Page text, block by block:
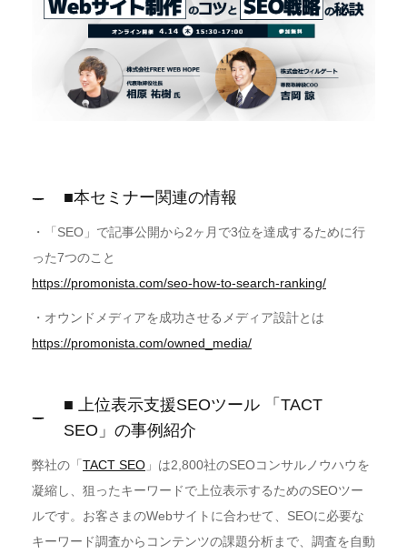
■本セミナー関連の情報
・「SEO」で記事公開から2ヶ月で3位を達成するために行
った7つのこと
https://promonista.com/seo-how-to-search-ranking/
・オウンドメディアを成功させるメディア設計とは
https://promonista.com/owned_media/
■ 上位表示支援SEOツール 「TACT
SEO」の事例紹介
弊社の「 TACT SEO 」は2,800社のSEOコンサルノウハウを
凝縮し、狙ったキーワードで上位表示するためのSEOツー
ルです。お客さまのWebサイトに合わせて、SEOに必要な
キーワード調査からコンテンツの課題分析まで、調査を自動